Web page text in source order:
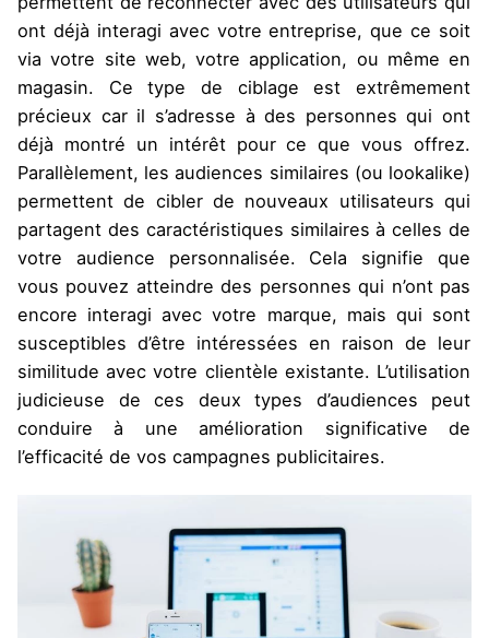
ont déjà interagi avec votre entreprise, que ce soit
via votre site web, votre application, ou même en
magasin. Ce type de ciblage est extrêmement
précieux car il s’adresse à des personnes qui ont
déjà montré un intérêt pour ce que vous offrez.
Parallèlement, les audiences similaires (ou lookalike)
permettent de cibler de nouveaux utilisateurs qui
partagent des caractéristiques similaires à celles de
votre audience personnalisée. Cela signifie que
vous pouvez atteindre des personnes qui n’ont pas
encore interagi avec votre marque, mais qui sont
susceptibles d’être intéressées en raison de leur
similitude avec votre clientèle existante. L’utilisation
judicieuse de ces deux types d’audiences peut
conduire à une amélioration significative de
l’efficacité de vos campagnes publicitaires.